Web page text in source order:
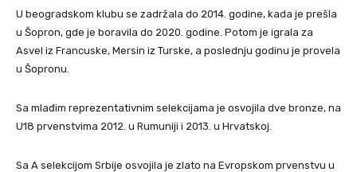
U beogradskom klubu se zadržala do 2014. godine, kada je prešla
u Šopron, gde je boravila do 2020. godine. Potom je igrala za
Asvel iz Francuske, Mersin iz Turske, a poslednju godinu je provela
u Šopronu.
Sa mlađim reprezentativnim selekcijama je osvojila dve bronze, na
U18 prvenstvima 2012. u Rumuniji i 2013. u Hrvatskoj.
Sa A selekcijom Srbije osvojila je zlato na Evropskom prvenstvu u